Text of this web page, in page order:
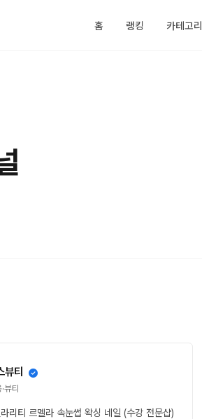
홈 랭킹 카테고리
뷰티
뷰티
리티 르멜라 속눈썹 왁싱 네일 (수강 전문샵)